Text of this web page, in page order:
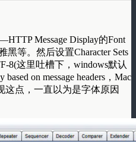
Message Display的Font
等。然后设置Character Sets
8(这里吐槽下，windows默认
on message headers，Mac
这点，一直以为是字体原因